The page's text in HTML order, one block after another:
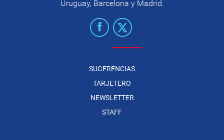
Uruguay, Barcelona y Madrid.
SUGERENCIAS
TARJETERO
NEWSLETTER
STAFF